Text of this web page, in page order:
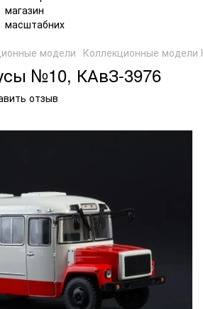
модели Коллекционные модели
№10, КАвЗ-3976
отзыв